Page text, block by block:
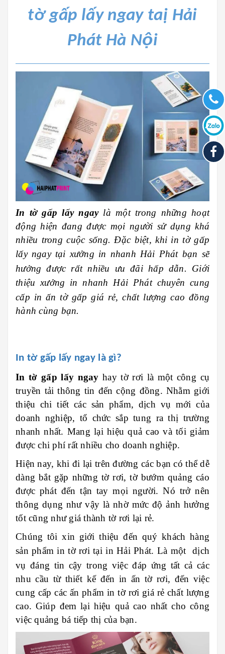
tờ gấp lấy ngay taị Hải
PhátHà Nội
In tờ gấp lấy ngaylà một trong những hoạt
động hiện đang được mọi người sử dụng khá
nhiều trong cuộc sống. Đặc biệt, khi in tờ gấp
lấy ngay tại xưởng in nhanh Hải Phátbạn sẽ
hưởng được rất nhiều ưu đãi hấp dẫn. Giới
thiệu xưởng in nhanh Hải Phát chuyên cung
cấp in ấn tờ gấp giá rẻ, chất lượng cao đồng
hành cùng bạn.
In tờ gấp lấy ngay là gì?
In tờ gấp lấy ngay hay tờ rơi là một công cụ
truyền tải thông tin đến cộng đồng. Nhằm giới
thiệu chi tiết các sản phẩm, dịch vụ mới của
doanh nghiệp, tổ chức sắp tung ra thị trường
nhanh nhất. Mang lại hiệu quả cao và tối giảm
được chi phí rất nhiều cho doanh nghiệp.
Hiện nay, khi đi lại trên đường các bạn có thể dễ
dàng bắt gặp những tờ rơi, tờ bướm quảng cáo
được phát đến tận tay mọi người. Nó trở nên
thông dụng như vậy là nhờ mức độ ảnh hưởng
tốt cũng như giá thành tờ rơi lại rẻ.
Chúng tôi xin giới thiệu đến quý khách hàng
sản phẩm in tờ rơi tại inHải Phát. Là một dịch
vụ đáng tin cậy trong việc đáp ứng tất cả các
nhu cầu từ thiết kế đến in ấn tờ rơi, đến việc
cung cấp các ấn phẩm in tờ rơi giá rẻ chất lượng
cao. Giúp đem lại hiệu quả cao nhất cho công
việc quảng bá tiếp thị của bạn.